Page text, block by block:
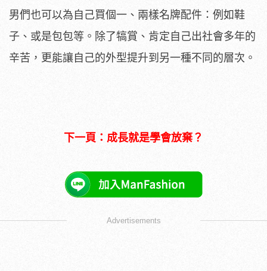
男們也可以為自己買個一、兩樣名牌配件：例如鞋
子、或是包包等。除了犒賞、肯定自己出社會多年的
辛苦，更能讓自己的外型提升到另一種不同的層次。
下一頁：成長就是學會放棄？
Advertisements